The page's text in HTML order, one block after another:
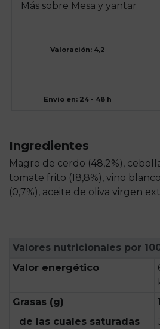
Más sobre Mesa y yantar
Valoración: 4,2
Envío en: 24 - 48 h
Ingredientes
Magro de cerdo (48,2%),
tomate frito (18,8%), vino blanco
(0,7%), aceite de oliva virgen
Valores nutricionales por
Valor energético
Grasas (g)
de las cuales saturadas